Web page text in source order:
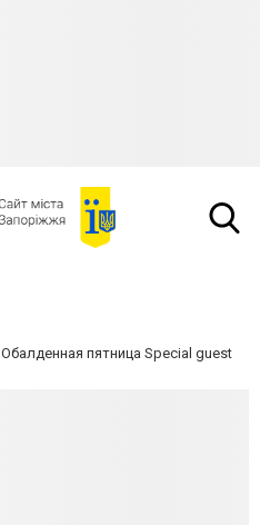
Обалденная пятница Special guest